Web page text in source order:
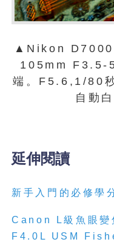
▲Nikon
105mm F3.5-
端。F5.6,1/80
自動
延伸閱讀
新手入門的必修學
Canon L級魚眼
F4.0L USM